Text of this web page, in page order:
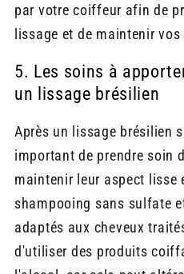
par votre coiffeur afin de
lissage et de maintenir
5. Les soins à
un lissage brésilien
Après un lissage brésilien
important de prendre soin
maintenir leur aspect lisse
shampooing sans sulfate
adaptés aux cheveux
d'utiliser des produits